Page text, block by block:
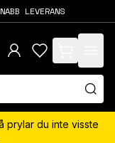
LEVERANS
items in cart,
prylar du inte visste